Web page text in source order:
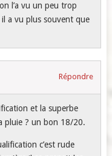
l’a vu un peu trop
a vu plus souvent que
Répondre
et la superbe
pluie ? un bon 18/20.
c’est rude